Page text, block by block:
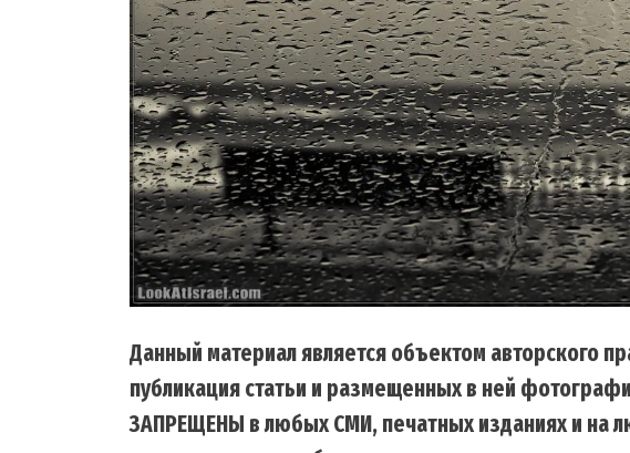
Данный материал является объектом авторского
публикация статьи и размещенных в ней
ЗАПРЕЩЕНЫ в любых СМИ, печатных изданиях и на